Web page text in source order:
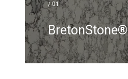
/ 01
BretonStone®